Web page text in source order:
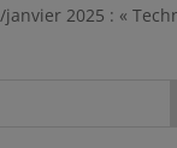
janvier 2025 : «